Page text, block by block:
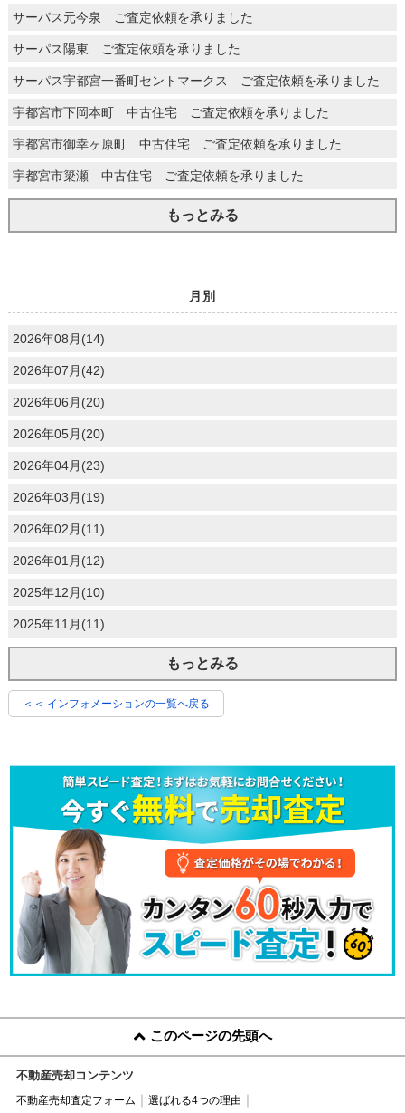
サーパス元今泉 ご査定依頼を承りました
サーパス陽東 ご査定依頼を承りました
サーパス宇都宮一番町セントマークス ご査定依頼を承りました
宇都宮市下岡本町 中古住宅 ご査定依頼を承りました
宇都宮市御幸ヶ原町 中古住宅 ご査定依頼を承りました
宇都宮市簗瀬 中古住宅 ご査定依頼を承りました
もっとみる
月別
2026年08月(14)
2026年07月(42)
2026年06月(20)
2026年05月(20)
2026年04月(23)
2026年03月(19)
2026年02月(11)
2026年01月(12)
2025年12月(10)
2025年11月(11)
もっとみる
＜＜ インフォメーションの一覧へ戻る
このページの先頭へ
不動産売却コンテンツ
不動産売却査定フォーム
選ばれる4つの理由